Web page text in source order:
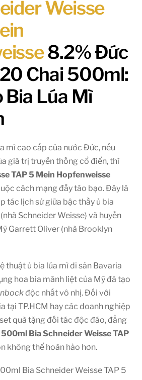
Weisse
8.2% Đức
Chai 500ml:
Lúa Mì
mì cao cấp của nước Đức, nếu
giá trị truyền thống cổ điển, thì
TAP 5 Mein Hopfenweisse
cách mạng đầy táo bạo. Đây là
tác lịch sử giữa bậc thầy ủ bia
Schneider Weisse) và huyền
Garrett Oliver (nhà Brooklyn
thuật ủ bia lúa mì di sản Bavaria
hoa bia mãnh liệt của Mỹ đã tạo
độc nhất vô nhị. Đối với
tại TP.HCM hay các doanh nghiệp
quà tặng đối tác độc đáo, đẳng
Bia Schneider Weisse TAP
không thể hoàn hảo hơn.